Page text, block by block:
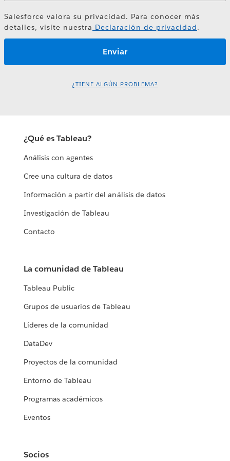
Salesforce valora su privacidad. Para conocer más
detalles, visite nuestra Declaración de privacidad.
¿TIENE ALGÚN PROBLEMA?
¿Qué es Tableau?
Análisis con agentes
Cree una cultura de datos
Información a partir del análisis de datos
Investigación de Tableau
Contacto
La comunidad de Tableau
Tableau Public
Grupos de usuarios de Tableau
Líderes de la comunidad
DataDev
Proyectos de la comunidad
Entorno de Tableau
Programas académicos
Eventos
Socios